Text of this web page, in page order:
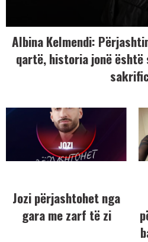
Albina Kelmendi:
qartë, historia jonë
Jozi përjashtohet nga
gara me zarf të zi